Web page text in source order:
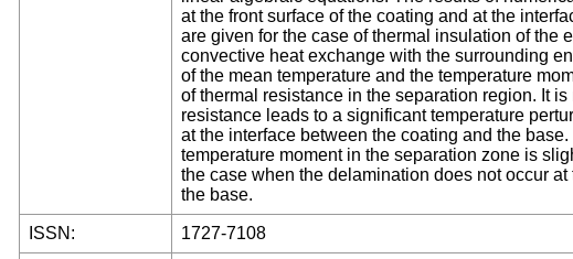
at the front surface of the coating and at the
are given for the case of thermal insulation of the
convective heat exchange with the surrounding
of the mean temperature and the temperature
of thermal resistance in the separation region. It
resistance leads to a significant temperature
at the interface between the coating and the
temperature moment in the separation zone is
the case when the delamination does not occur
the base.
ISSN: 1727-7108